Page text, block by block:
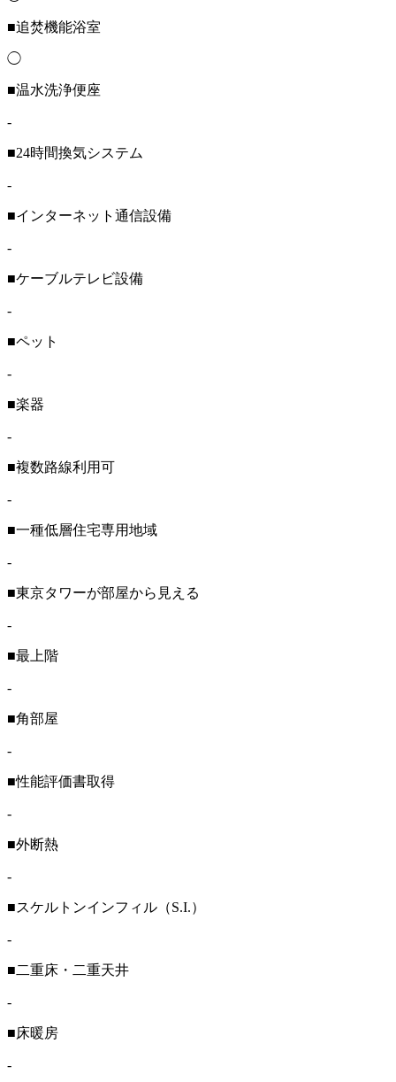
■追焚機能浴室
◯
■温水洗浄便座
-
■24時間換気システム
-
■インターネット通信設備
-
■ケーブルテレビ設備
-
■ペット
-
■楽器
-
■複数路線利用可
-
■一種低層住宅専用地域
-
■東京タワーが部屋から見える
-
■最上階
-
■角部屋
-
■性能評価書取得
-
■外断熱
-
■スケルトンインフィル（S.I.）
-
■二重床・二重天井
-
■床暖房
-